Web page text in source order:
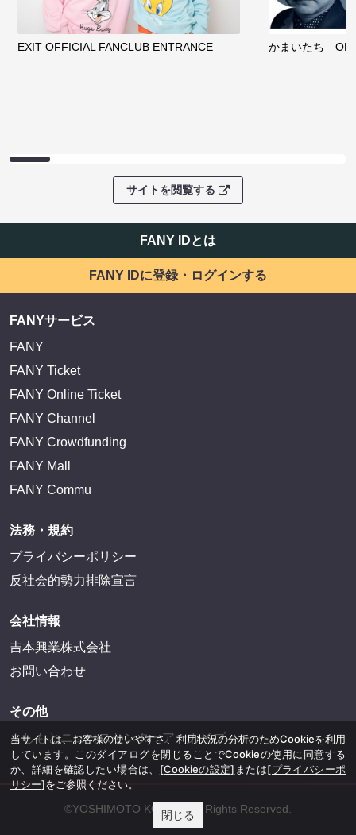
EXIT OFFICIAL FANCLUB ENTRANCE かまいたち
サイトを閲覧する
FANY IDとは
FANY IDに登録・ログインする
FANYサービス
FANY
FANY Ticket
FANY Online Ticket
FANY Channel
FANY Crowdfunding
FANY Mall
FANY Commu
法務・規約
プライバシーポリシー
反社会的勢力排除宣言
会社情報
吉本興業株式会社
お問い合わせ
その他
よしもとニュースセンターアーカイブ
©YOSHIMOTO KOGYO, All Rights Reserved.
当サイトは、お客様の使いやすさ、利用状況の分析のためCookieを利用
しています。このダイアログを閉じることでCookieの使用に同意する
か、詳細を確認したい場合は、 [Cookieの設定] または[プライバシーポ
リシー]をご参照ください。
閉じる